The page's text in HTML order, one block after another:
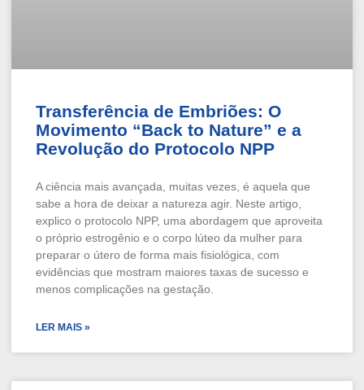
Transferência de Embriões: O
Movimento “Back to Nature” e a
Revolução do Protocolo NPP
A ciência mais avançada, muitas vezes, é aquela que
sabe a hora de deixar a natureza agir. Neste artigo,
explico o protocolo NPP, uma abordagem que aproveita
o próprio estrogênio e o corpo lúteo da mulher para
preparar o útero de forma mais fisiológica, com
evidências que mostram maiores taxas de sucesso e
menos complicações na gestação.
LER MAIS »